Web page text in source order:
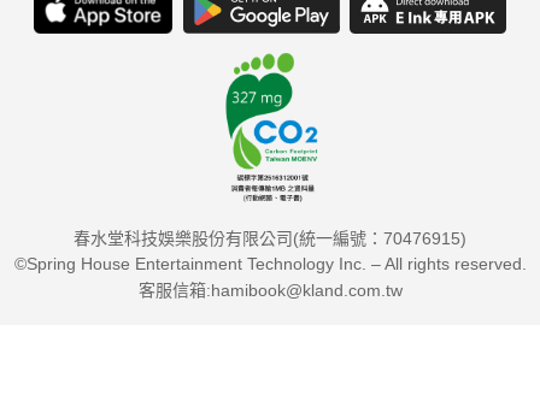
春水堂科技娛樂股份有限公司(統一編號：70476915)
©Spring House Entertainment Technology Inc. – All rights reserved.
客服信箱:hamibook@kland.com.tw